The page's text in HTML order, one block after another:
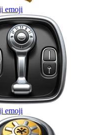
emoji
emoji